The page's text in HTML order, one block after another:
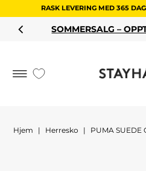
RASK LEVERING MED 365
SOMMERSALG – OPPTIL 60 %
Hjem | Herresko | PUMA SUEDE